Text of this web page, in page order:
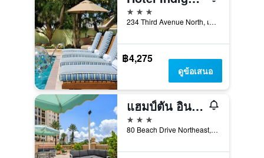
3 ดาว
234 Third Avenue North, เซนต์ปีเตอร์สเบิร์ก, FL, สหรัฐอเมริกา
฿4,275
ดูข้อเสนอ
แฮมป์ตัน อินน์แอนด์สวีทส์ เซนต์ปีเตอร์สเบิร์ก/ดาวน์ทาวน์
3 ดาว
80 Beach Drive Northeast, เซนต์ปีเตอร์สเบิร์ก, FL, สหรัฐอเมริกา